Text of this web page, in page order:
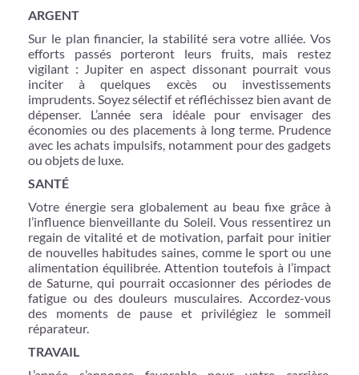
ARGENT
Sur le plan financier, la stabilité sera votre alliée. Vos
efforts passés porteront leurs fruits, mais restez
vigilant : Jupiter en aspect dissonant pourrait vous
inciter à quelques excès ou investissements
imprudents. Soyez sélectif et réfléchissez bien avant de
dépenser. L’année sera idéale pour envisager des
économies ou des placements à long terme. Prudence
avec les achats impulsifs, notamment pour des gadgets
ou objets de luxe.
SANTÉ
Votre énergie sera globalement au beau fixe grâce à
l’influence bienveillante du Soleil. Vous ressentirez un
regain de vitalité et de motivation, parfait pour initier
de nouvelles habitudes saines, comme le sport ou une
alimentation équilibrée. Attention toutefois à l’impact
de Saturne, qui pourrait occasionner des périodes de
fatigue ou des douleurs musculaires. Accordez-vous
des moments de pause et privilégiez le sommeil
réparateur.
TRAVAIL